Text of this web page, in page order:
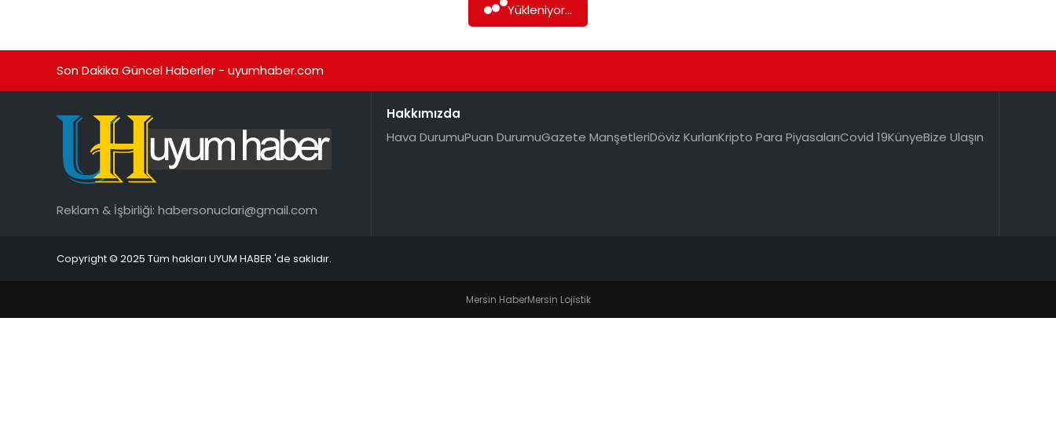
Yükleniyor...
Son Dakika Güncel Haberler - uyumhaber.com
Reklam & İşbirliği: habersonuclari@gmail.com
Hakkımızda
Hava DurumuPuan DurumuGazete ManşetleriDöviz KurlarıKripto Para PiyasalarıCovid 19KünyeBize Ulaşın
Copyright © 2025 Tüm hakları UYUM HABER 'de saklıdır.
Mersin HaberMersin Lojistik